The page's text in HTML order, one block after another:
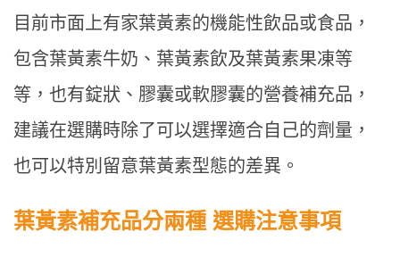
目前市面上有家葉黃素的機能性飲品或食品，
包含葉黃素牛奶、葉黃素飲及葉黃素果凍等
等，也有錠狀、膠囊或軟膠囊的營養補充品，
建議在選購時除了可以選擇適合自己的劑量，
也可以特別留意葉黃素型態的差異。
葉黃素補充品分兩種 選購注意事項